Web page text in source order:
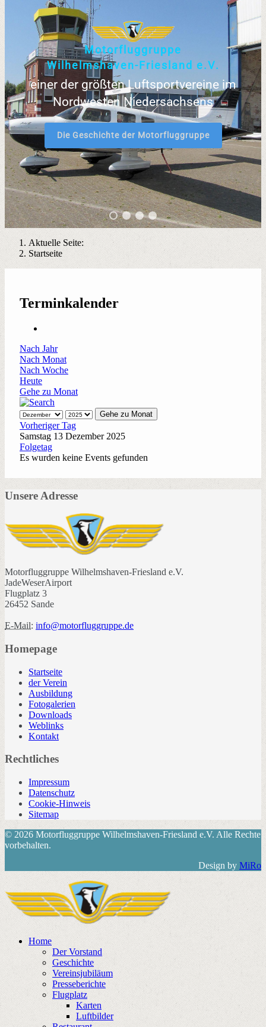
Motorf uggruppe
Wi helmshaven- Fries and e.V.
einer der größten Luftsportvereine im
Nordwesten Niedersachsens
Die Geschichte der Motorfluggruppe
Aktuelle Seite:
Startseite
Terminkalender
Nach Jahr
Nach Monat
Nach Woche
Heute
Gehe zu Monat
Gehe zu Monat
Vorheriger Tag
Samstag 13 Dezember 2025
Folgetag
Es wurden keine Events gefunden
Unsere Adresse
Motorfluggruppe Wilhelmshaven-Friesland e.V.
JadeWeserAirport
Flugplatz 3
26452 Sande
E-Mail: info@motorfluggruppe.de
Homepage
Startseite
der Verein
Ausbildung
Fotogalerien
Downloads
Weblinks
Kontakt
Rechtliches
Impressum
Datenschutz
Cookie-Hinweis
Sitemap
© 2026 Motorfluggruppe Wilhelmshaven-Friesland e.V. Alle Rechte
vorbehalten.
Design by MiRo
Home
Der Vorstand
Geschichte
Vereinsjubiläum
Presseberichte
Flugplatz
Karten
Luftbilder